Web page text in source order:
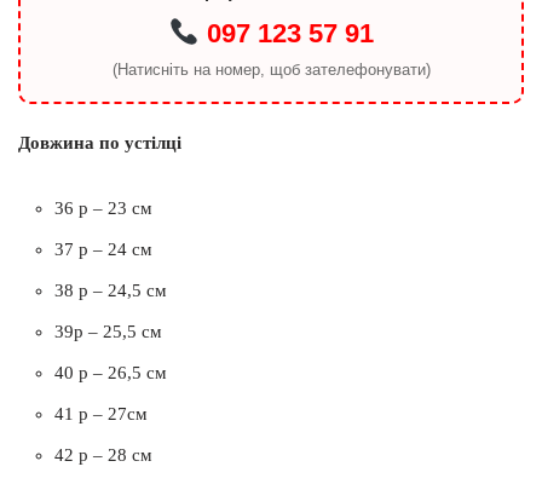
097 123 57 91
(Натисніть на номер, щоб зателефонувати)
Довжина по устілці
36 р – 23 см
37 р – 24 см
38 р – 24,5 см
39р – 25,5 см
40 р – 26,5 см
41 р – 27см
42 р – 28 см